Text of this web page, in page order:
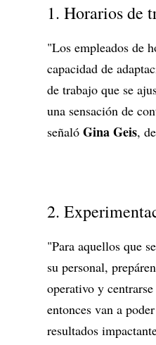
1. Horarios de
"Los empleados de
capacidad de
de trabajo que se
una sensación de
señaló Gina Geis, de
2.
"Para aquellos que
su personal,
operativo y
entonces van a
resultados